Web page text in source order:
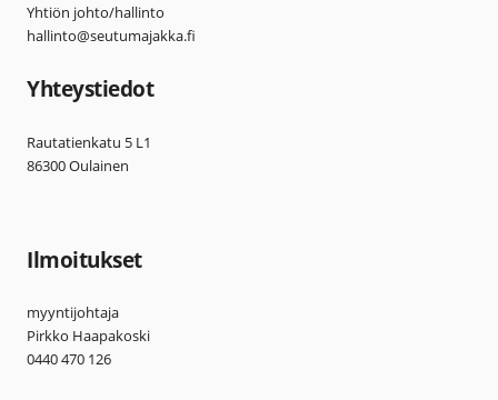
Yhtiön johto/hallinto
hallinto@seutumajakka.fi
Yhteystiedot
Rautatienkatu 5 L1
86300 Oulainen
Ilmoitukset
myyntijohtaja
Pirkko Haapakoski
0440 470 126